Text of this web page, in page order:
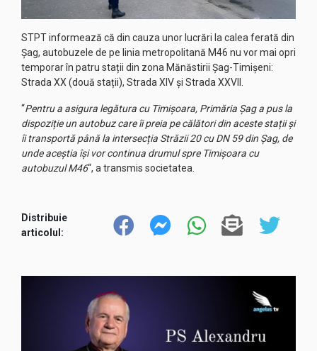
STPT informează că din cauza unor lucrări la calea ferată din
Șag, autobuzele de pe linia metropolitană M46 nu vor mai opri
temporar în patru stații din zona Mănăstirii Șag-Timișeni:
Strada XX (două stații), Strada XIV și Strada XXVII.
“Pentru a asigura legătura cu Timișoara, Primăria Șag a pus la
dispoziție un autobuz care îi preia pe călători din aceste stații și
îi transportă până la intersecția Străzii 20 cu DN 59 din Șag, de
unde aceștia își vor continua drumul spre Timișoara cu
autobuzul M46“, a transmis societatea.
Distribuie
articolul: